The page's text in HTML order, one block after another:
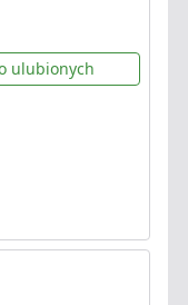
ulubionych